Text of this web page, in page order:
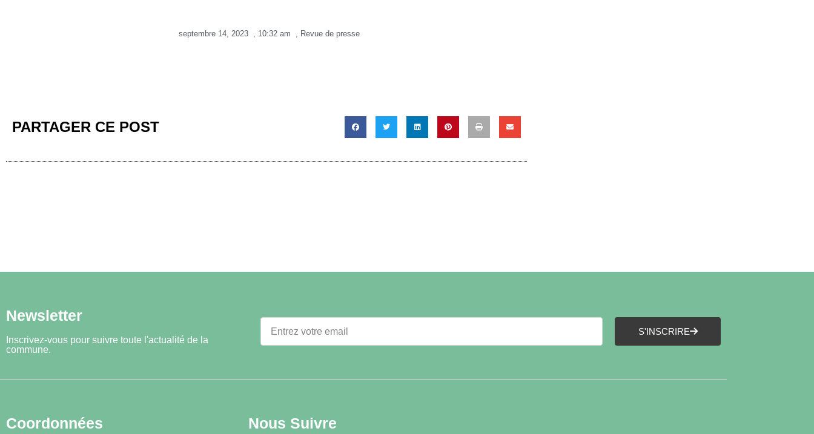
septembre 14, 2023 10:32 am Revue de presse
PARTAGER CE POST
Newsletter
Inscrivez-vous pour suivre toute l'actualité de la
commune.
S'INSCRIRE
Coordonnées Nous Suivre